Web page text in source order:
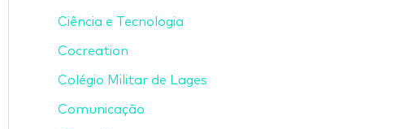
Ciência e Tecnologia
Cocreation
Colégio Militar de Lages
Comunicação